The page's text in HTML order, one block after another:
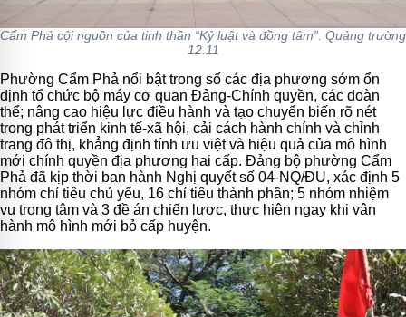
Cẩm Phả cội nguồn của tinh thần “Kỷ luật và đồng tâm”. Quảng trường
12.11
Phường Cẩm Phả nổi bật trong số các địa phương sớm ổn
định tổ chức bộ máy cơ quan Đảng-Chính quyền, các đoàn
thể; nâng cao hiệu lực điều hành và tạo chuyển biến rõ nét
trong phát triển kinh tế-xã hội, cải cách hành chính và chỉnh
trang đô thị, khẳng định tính ưu việt và hiệu quả của mô hình
mới chính quyền địa phương hai cấp. Đảng bộ phường Cẩm
Phả đã kịp thời ban hành Nghị quyết số 04-NQ/ĐU, xác định 5
nhóm chỉ tiêu chủ yếu, 16 chỉ tiêu thành phần; 5 nhóm nhiệm
vụ trọng tâm và 3 đề án chiến lược, thực hiện ngay khi vận
hành mô hình mới bỏ cấp huyện.